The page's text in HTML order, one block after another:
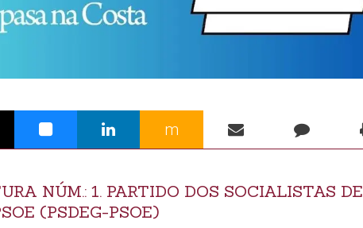
m
NÚM.: 1. PARTIDO DOS SOCIALISTAS DE
(PSDEG-PSOE)